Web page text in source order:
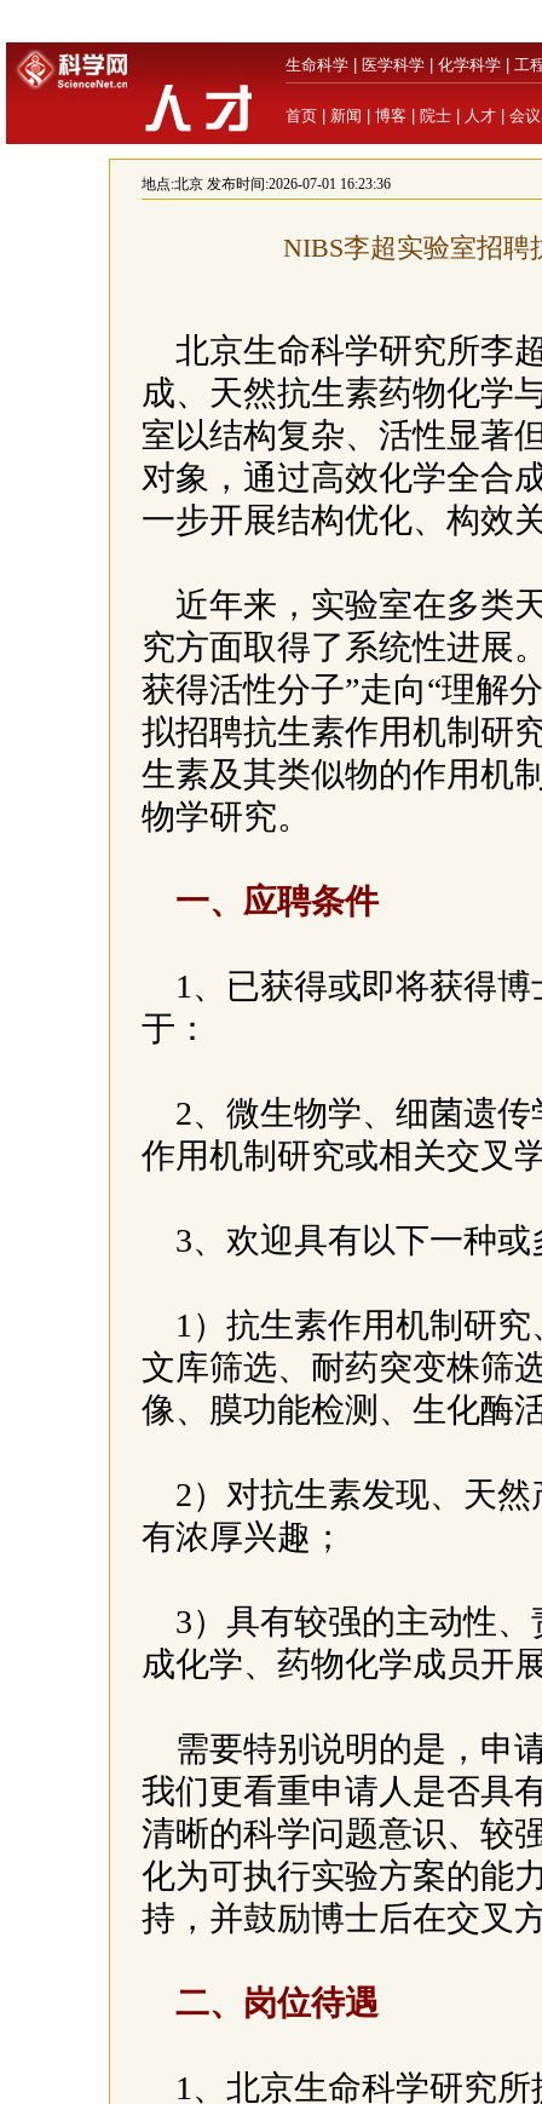
生命科学 医学科学 化学科学 工
首页 新闻 博客 院士 人才 会议
地点:北京发布时间:2026-07-01 16:23:36
NIBS李超实验室招聘
北京生命科学研究所李
成、天然抗生素药物化学
室以结构复杂、活性显著
对象，通过高效化学全合
一步开展结构优化、构效
近年来，实验室在多类
究方面取得了系统性进展
获得活性分子”走向“理解
拟招聘抗生素作用机制研
生素及其类似物的作用机
物学研究。
一、应聘条件
1、已获得或即将获得
于：
2、微生物学、细菌遗
作用机制研究或相关交叉
3、欢迎具有以下一种
1）抗生素作用机制研
文库筛选、耐药突变株筛
像、膜功能检测、生化酶
2）对抗生素发现、天
有浓厚兴趣；
3）具有较强的主动性
成化学、药物化学成员开
需要特别说明的是，申
我们更看重申请人是否具
清晰的科学问题意识、较
化为可执行实验方案的能
持，并鼓励博士后在交叉
二、岗位待遇
1、北京生命科学研究